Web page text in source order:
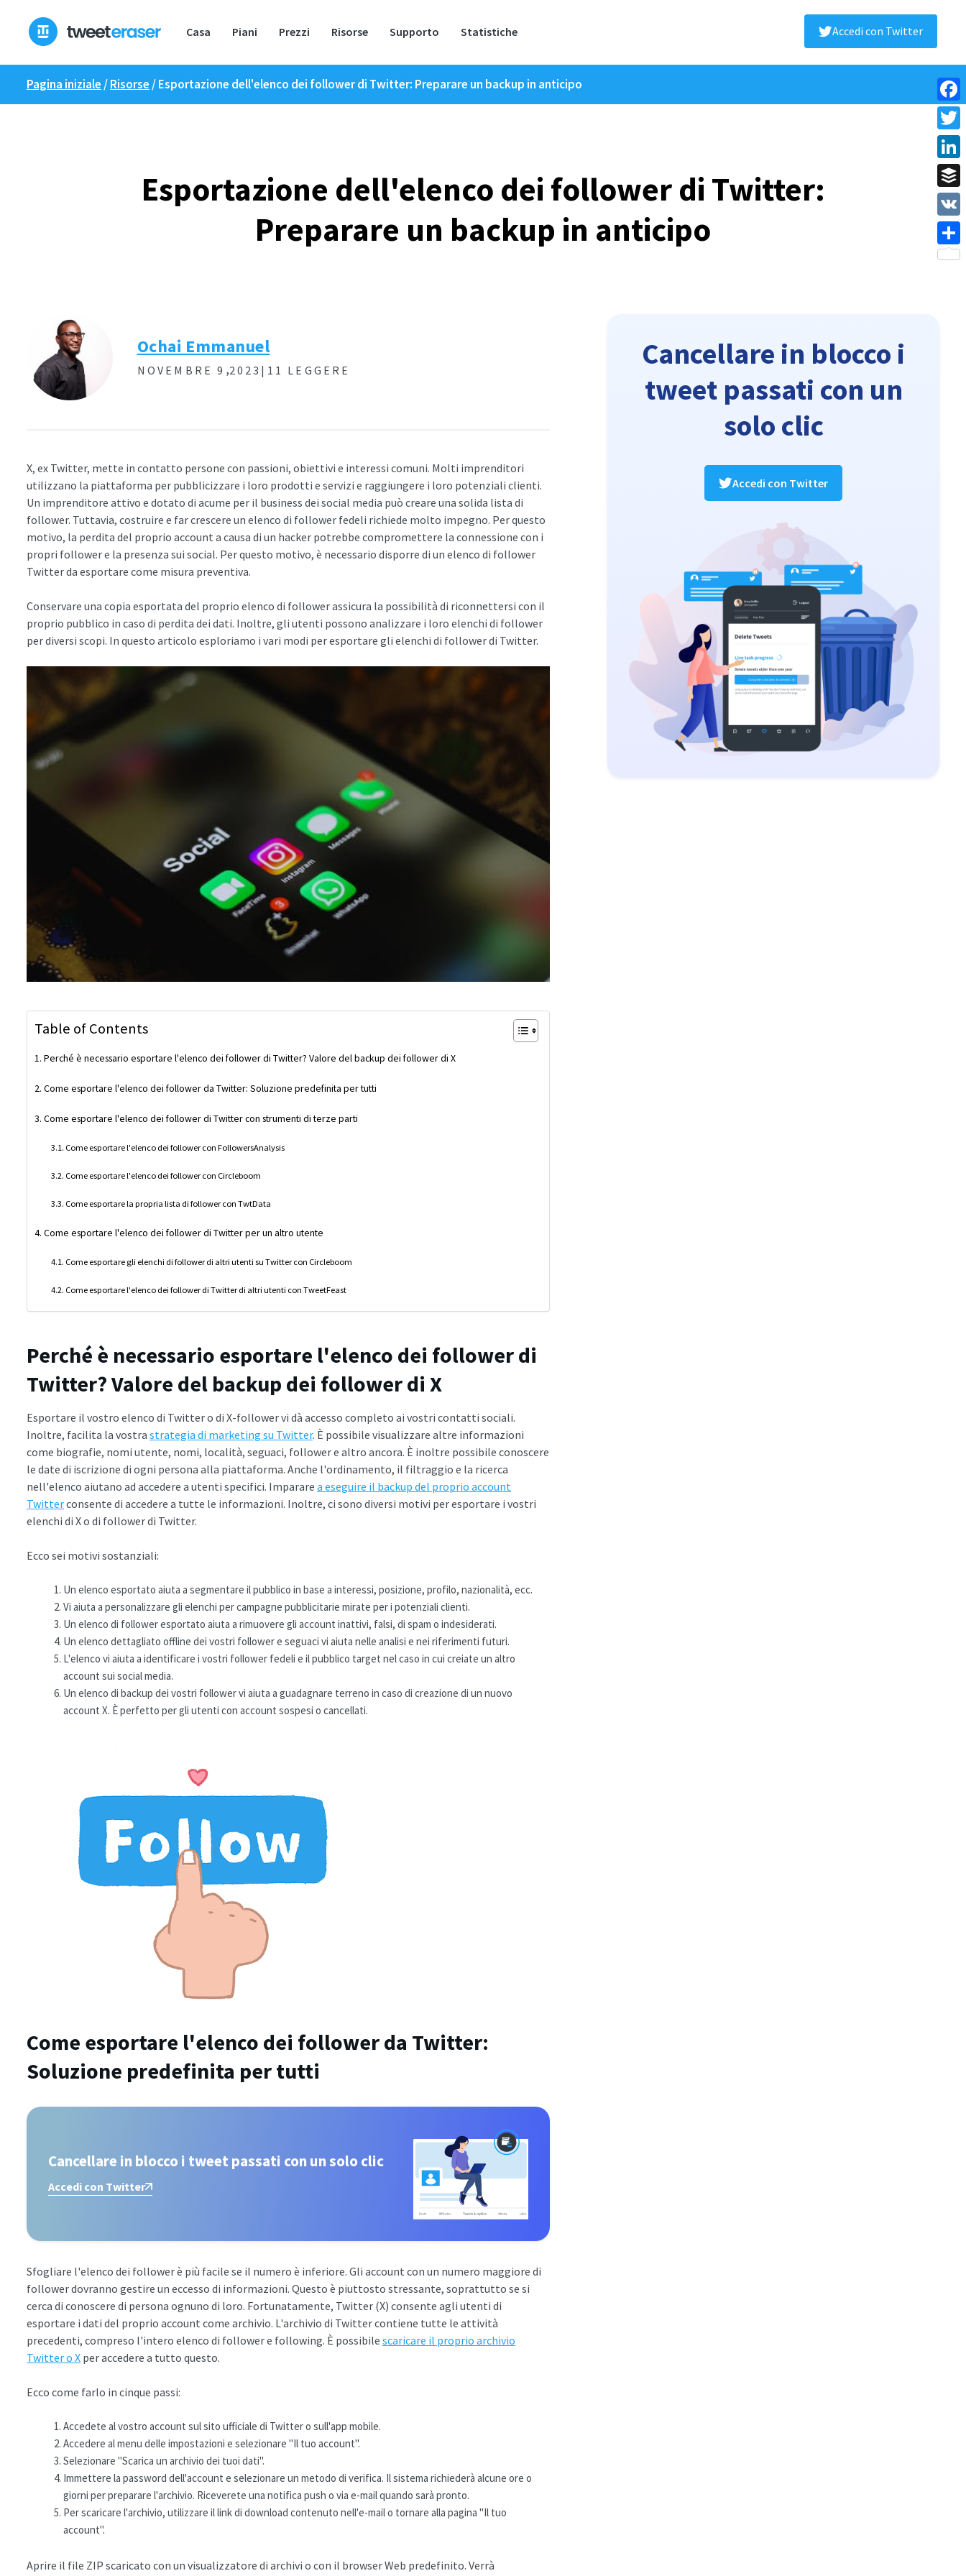
content
Casa Piani Prezzi Risorse Supporto Statistiche Accedi con Twitter
Pagina iniziale /Risorse /Esportazione dell'elenco dei follower di Twitter: Preparare un backup in anticipo
Esportazione dell'elenco dei follower di Twitter:
Preparare un backup in anticipo
Ochai Emmanuel
NOVEMBRE 9 ,2023| 11 LEGGERE
X, ex Twitter, mette in contatto persone con passioni, obiettivi e interessi comuni. Molti imprenditori
utilizzano la piattaforma per pubblicizzare i loro prodotti e servizi e raggiungere i loro potenziali clienti.
Un imprenditore attivo e dotato di acume per il business dei social media può creare una solida lista di
follower. Tuttavia, costruire e far crescere un elenco di follower fedeli richiede molto impegno. Per questo
motivo, la perdita del proprio account a causa di un hacker potrebbe compromettere la connessione con i
propri follower e la presenza sui social. Per questo motivo, è necessario disporre di un elenco di follower
Twitter da esportare come misura preventiva.
Conservare una copia esportata del proprio elenco di follower assicura la possibilità di riconnettersi con il
proprio pubblico in caso di perdita dei dati. Inoltre, gli utenti possono analizzare i loro elenchi di follower
per diversi scopi. In questo articolo esploriamo i vari modi per esportare gli elenchi di follower di Twitter.
Table of Contents
Perché è necessario esportare l'elenco dei follower di Twitter? Valore del backup dei follower di X
Come esportare l'elenco dei follower da Twitter: Soluzione predefinita per tutti
Come esportare l'elenco dei follower di Twitter con strumenti di terze parti
Come esportare l'elenco dei follower con FollowersAnalysis
Come esportare l'elenco dei follower con Circleboom
Come esportare la propria lista di follower con TwtData
Come esportare l'elenco dei follower di Twitter per un altro utente
Come esportare gli elenchi di follower di altri utenti su Twitter con Circleboom
Come esportare l'elenco dei follower di Twitter di altri utenti con TweetFeast
Perché è necessario esportare l'elenco dei follower di
Twitter? Valore del backup dei follower di X
Esportare il vostro elenco di Twitter o di X-follower vi dà accesso completo ai vostri contatti sociali.
Inoltre, facilita la vostra strategia di marketing su Twitter. È possibile visualizzare altre informazioni
come biografie, nomi utente, nomi, località, seguaci, follower e altro ancora. È inoltre possibile conoscere
le date di iscrizione di ogni persona alla piattaforma. Anche l'ordinamento, il filtraggio e la ricerca
nell'elenco aiutano ad accedere a utenti specifici. Imparare a eseguire il backup del proprio account
Twitterconsente di accedere a tutte le informazioni. Inoltre, ci sono diversi motivi per esportare i vostri
elenchi di X o di follower di Twitter.
Ecco sei motivi sostanziali:
Un elenco esportato aiuta a segmentare il pubblico in base a interessi, posizione, profilo, nazionalità, ecc.
Vi aiuta a personalizzare gli elenchi per campagne pubblicitarie mirate per i potenziali clienti.
Un elenco di follower esportato aiuta a rimuovere gli account inattivi, falsi, di spam o indesiderati.
Un elenco dettagliato offline dei vostri follower e seguaci vi aiuta nelle analisi e nei riferimenti futuri.
L'elenco vi aiuta a identificare i vostri follower fedeli e il pubblico target nel caso in cui creiate un altro
account sui social media.
Un elenco di backup dei vostri follower vi aiuta a guadagnare terreno in caso di creazione di un nuovo
account X. È perfetto per gli utenti con account sospesi o cancellati.
Come esportare l'elenco dei follower da Twitter:
Soluzione predefinita per tutti
Cancellare in blocco i tweet passati con un solo clic
Accedi con Twitter
Sfogliare l'elenco dei follower è più facile se il numero è inferiore. Gli account con un numero maggiore di
follower dovranno gestire un eccesso di informazioni. Questo è piuttosto stressante, soprattutto se si
cerca di conoscere di persona ognuno di loro. Fortunatamente, Twitter (X) consente agli utenti di
esportare i dati del proprio account come archivio. L'archivio di Twitter contiene tutte le attività
precedenti, compreso l'intero elenco di follower e following. È possibile scaricare il proprio archivio
Twitter o X per accedere a tutto questo.
Ecco come farlo in cinque passi:
Accedete al vostro account sul sito ufficiale di Twitter o sull'app mobile.
Accedere al menu delle impostazioni e selezionare "Il tuo account".
Selezionare "Scarica un archivio dei tuoi dati".
Immettere la password dell'account e selezionare un metodo di verifica. Il sistema richiederà alcune ore o
giorni per preparare l'archivio. Riceverete una notifica push o via e-mail quando sarà pronto.
Per scaricare l'archivio, utilizzare il link di download contenuto nell'e-mail o tornare alla pagina "Il tuo
account".
Aprire il file ZIP scaricato con un visualizzatore di archivi o con il browser Web predefinito. Verrà
Cancellare in blocco i
tweet passati con un
solo clic
Accedi con Twitter
VK